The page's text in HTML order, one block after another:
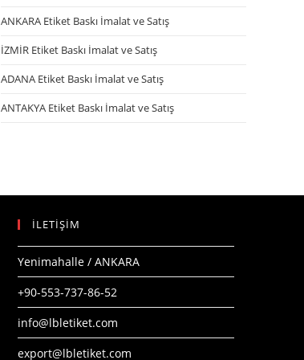
ANKARA Etiket Baskı İmalat ve Satış
İZMİR Etiket Baskı İmalat ve Satış
ADANA Etiket Baskı İmalat ve Satış
ANTAKYA Etiket Baskı İmalat ve Satış
İLETİŞİM
Yenimahalle / ANKARA
+90-553-737-86-52
info@lbletiket.com
export@lbletiket.com